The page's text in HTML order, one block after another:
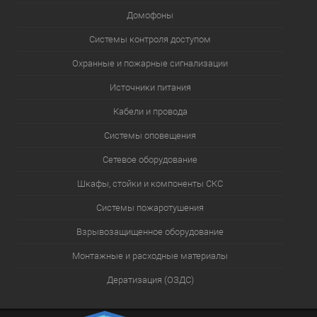
Домофоны
Системы контроля доступом
Охранные и пожарные сигнализации
Источники питания
Кабели и провода
Системы оповещения
Сетевое оборудование
Шкафы, стойки и компоненты СКС
Системы пожаротушения
Взрывозащищенное оборудование
Монтажные и расходные материалы
Дератизация (ОЗДС)